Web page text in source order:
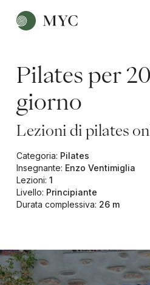
Pilates per
giorno
Lezioni di pilates
Categoria: Pilates
Insegnante: Enzo Ventimiglia
Lezioni: 1
Livello: Principiante
Durata complessiva: 26 m